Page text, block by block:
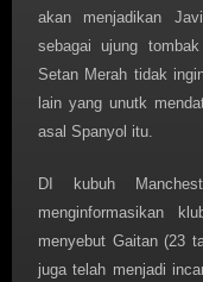
akan menjadikan
sebagai ujung
Setan Merah tidak
lain yang unutk
asal Spanyol itu.
DI kubuh
menginformasikan
menyebut Gaitan (23
juga telah menjadi